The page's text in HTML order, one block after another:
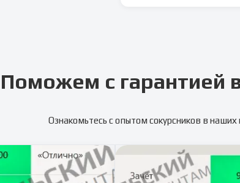
Поможем с гарантией
Ознакомьтесь с опытом сокурсников в